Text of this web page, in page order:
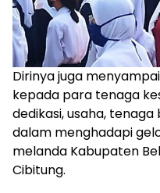
Dirinya juga
kepada para tenaga
dedikasi, usaha,
dalam menghadapi
melanda Kabupaten
Cibitung.